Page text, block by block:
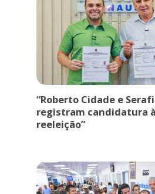
“Roberto Cidade e
registram candidatura à
reeleição”